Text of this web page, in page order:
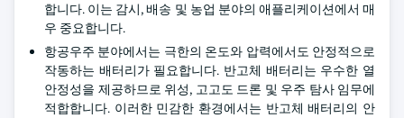
합니다. 이는 감시, 배송 및 농업 분야의 애플리케이션에서 매
우 중요합니다.
항공우주 분야에서는 극한의 온도와 압력에서도 안정적으로
작동하는 배터리가 필요합니다. 반고체 배터리는 우수한 열
안정성을 제공하므로 위성, 고고도 드론 및 우주 탐사 임무에
적합합니다. 이러한 민감한 환경에서는 반고체 배터리의 안